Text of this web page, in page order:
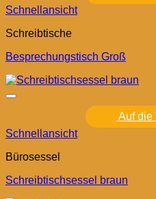
Schnellansicht
Schreibtische
Besprechungstisch Groß
Auf die
Schnellansicht
Bürosessel
Schreibtischsessel braun